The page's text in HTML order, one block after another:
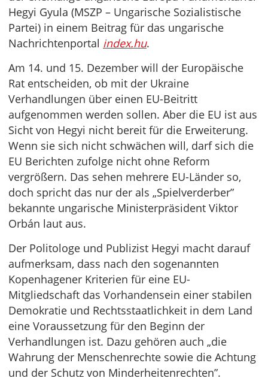
Hegyi Gyula (MSZP – Ungarische Sozialistische
Partei) in einem Beitrag für das ungarische
Nachrichtenportal index.hu.
Am 14. und 15. Dezember will der Europäische
Rat entscheiden, ob mit der Ukraine
Verhandlungen über einen EU-Beitritt
aufgenommen werden sollen. Aber die EU ist aus
Sicht von Hegyi nicht bereit für die Erweiterung.
Wenn sie sich nicht schwächen will, darf sich die
EU Berichten zufolge nicht ohne Reform
vergrößern. Das sehen mehrere EU-Länder so,
doch spricht das nur der als „Spielverderber”
bekannte ungarische Ministerpräsident Viktor
Orbán laut aus.
Der Politologe und Publizist Hegyi macht darauf
aufmerksam, dass nach den sogenannten
Kopenhagener Kriterien für eine EU-
Mitgliedschaft das Vorhandensein einer stabilen
Demokratie und Rechtsstaatlichkeit in dem Land
eine Voraussetzung für den Beginn der
Verhandlungen ist. Dazu gehören auch „die
Wahrung der Menschenrechte sowie die Achtung
und der Schutz von Minderheitenrechten”.